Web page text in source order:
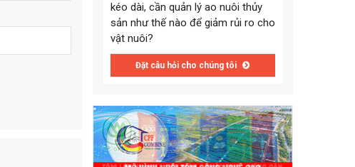
kéo dài, cần quản lý ao nuôi thủy
sản như thế nào để giảm rủi ro cho
vật nuôi?
Đặt câu hỏi cho chúng tôi